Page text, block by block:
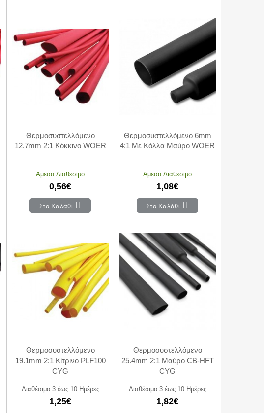
Θερμοσυστελλόμενο
12.7mm 2:1 Κόκκινο WOER
Άμεσα Διαθέσιμο
0,56€
Στο Καλάθι
Θερμοσυστελλόμενο 6mm
4:1 Με Κόλλα Μαύρο WOER
Άμεσα Διαθέσιμο
1,08€
Στο Καλάθι
Θερμοσυστελλόμενο
19.1mm 2:1 Κίτρινο PLF100
CYG
Διαθέσιμο 3 έως 10 Ημέρες
1,25€
Θερμοσυστελλόμενο
25.4mm 2:1 Μαύρο CB-HFT
CYG
Διαθέσιμο 3 έως 10 Ημέρες
1,82€